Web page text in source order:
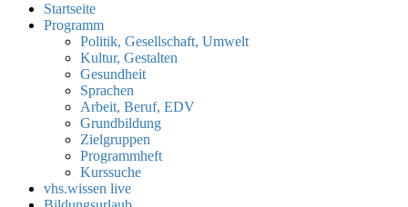
Startseite
Programm
Politik, Gesellschaft, Umwelt
Kultur, Gestalten
Gesundheit
Sprachen
Arbeit, Beruf, EDV
Grundbildung
Zielgruppen
Programmheft
Kurssuche
vhs.wissen live